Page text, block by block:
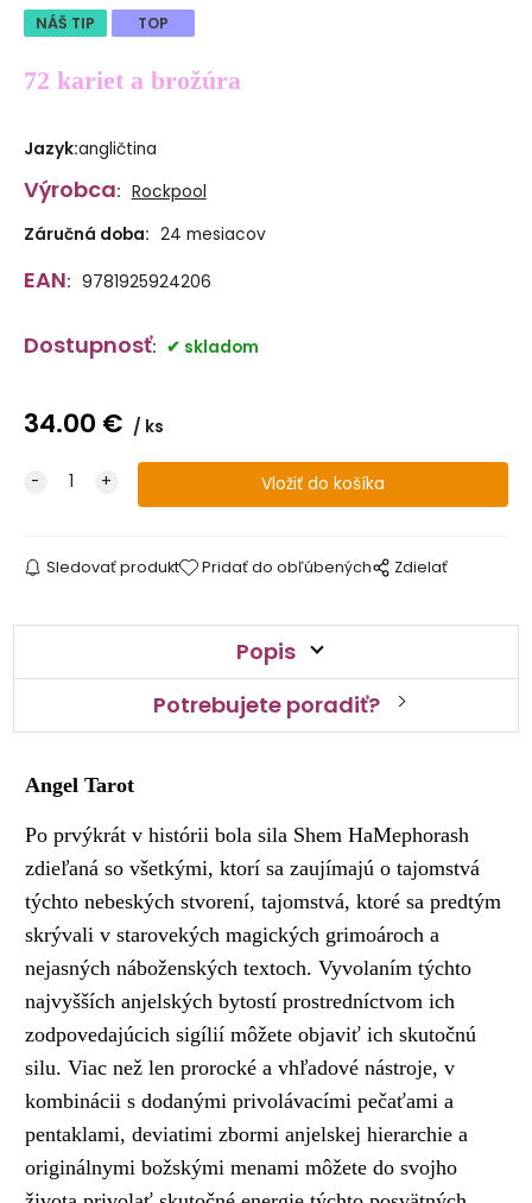
NÁŠ TIP TOP
72 kariet a brožúra
Jazyk:angličtina
Výrobca: Rockpool
Záručná doba: 24 mesiacov
EAN: 9781925924206
Dostupnosť: skladom
34.00 € ks
Sledovať produkt Pridať do obľúbených Zdielať
Popis
Potrebujete poradiť?
Angel Tarot
Po prvýkrát v histórii bola sila Shem HaMephorash
zdieľaná so všetkými, ktorí sa zaujímajú o tajomstvá
týchto nebeských stvorení, tajomstvá, ktoré sa predtým
skrývali v starovekých magických grimoároch a
nejasných náboženských textoch. Vyvolaním týchto
najvyšších anjelských bytostí prostredníctvom ich
zodpovedajúcich sigílií môžete objaviť ich skutočnú
silu. Viac než len prorocké a vhľadové nástroje, v
kombinácii s dodanými privolávacími pečaťami a
pentaklami, deviatimi zbormi anjelskej hierarchie a
originálnymi božskými menami môžete do svojho